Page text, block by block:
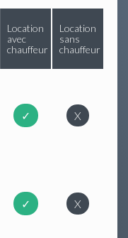
Location
avec
chauffeur
Location
sans
chauffeur
✓ X
✓ X